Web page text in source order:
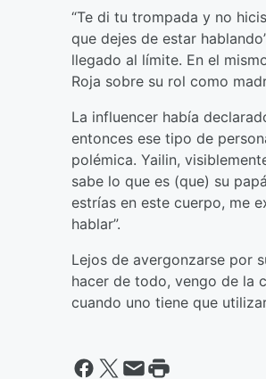
“Te di tu trompada y no
que dejes de estar
llegado al límite. En el
Roja sobre su rol como
La influencer había
entonces ese tipo de
polémica. Yailin,
sabe lo que es (que) su
estrías en este cuerpo, me
hablar”.
Lejos de avergonzarse por
hacer de todo, vengo de la
cuando uno tiene que